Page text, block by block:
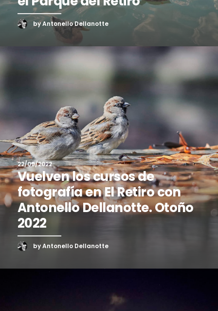
by Antonello Dellanotte
22/09/2022
Vuelven los cursos de
fotografía en El Retiro con
Antonello Dellanotte. Otoño
2022
by Antonello Dellanotte